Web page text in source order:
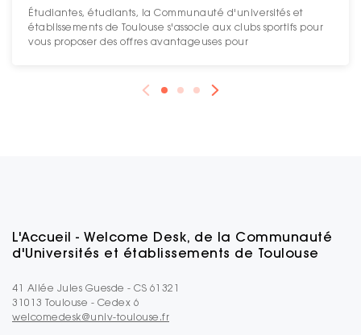
Étudiantes, étudiants, la Communauté d'universités et
établissements de Toulouse s'associe aux clubs sportifs pour
vous proposer des offres avantageuses pour
L'Accueil - Welcome Desk, de la Communauté
d'Universités et établissements de Toulouse
41 Allée Jules Guesde - CS 61321
31013 Toulouse - Cedex 6
welcomedesk@univ-toulouse.fr